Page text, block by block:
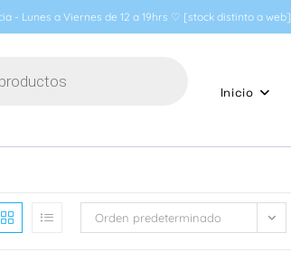
- Lunes a Viernes de 12 a 19hrs ♡ [stock distinto a web]
Inicio
Orden predeterminado